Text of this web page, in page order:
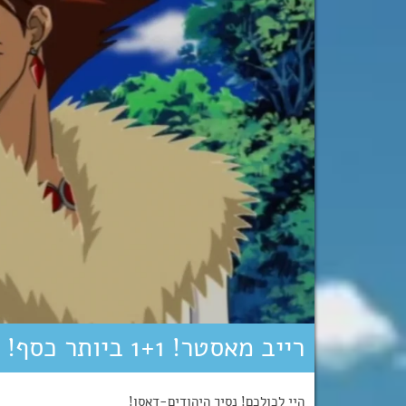
רייב מאסטר! 1+1 ביותר כסף! דאבל! (כבר לא מרגש…)
היי לכולכם! נסיך היהודים-דאסו!